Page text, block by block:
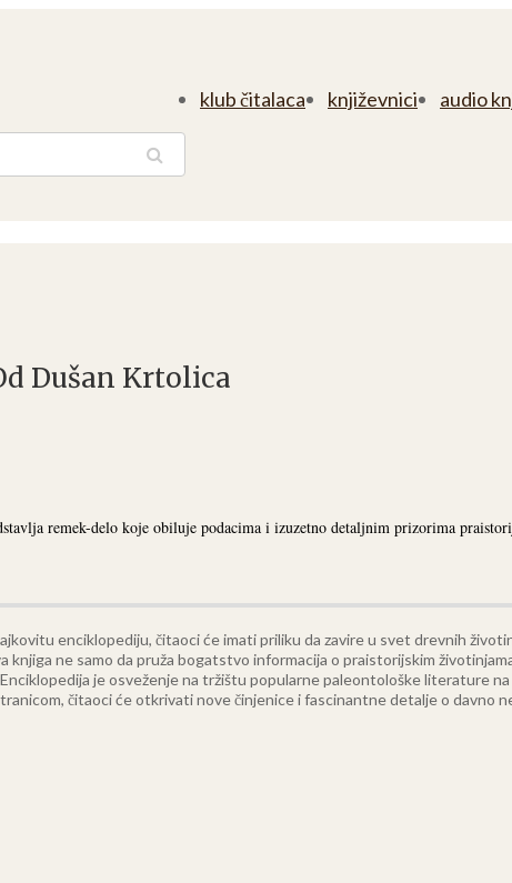
klub čitalaca književnici audio
Dušan Krtolica
remek-delo koje obiluje podacima i izuzetno detaljnim prizorima
enciklopediju, čitaoci će imati priliku da zavire u svet drevnih
knjiga ne samo da pruža bogatstvo informacija o praistorijskim
Enciklopedija je osveženje na tržištu popularne paleontološke literature
čitaoci će otkrivati nove činjenice i fascinantne detalje o davno